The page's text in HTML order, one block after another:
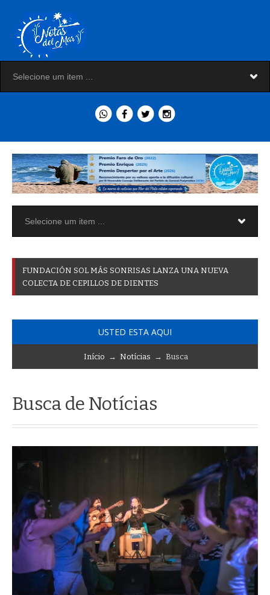
FUNDACIÓN SOL MÁS SONRISAS LANZA UNA NUEVA
COLECTA DE CEPILLOS DE DIENTES
USTED ESTA AQUI
Início → Notícias → Busca
Busca de Notícias